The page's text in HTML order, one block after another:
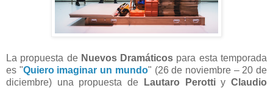
La propuesta de Nuevos Dramáticos para esta temporada
es "Quiero imaginar un mundo" (26 de noviembre – 20 de
diciembre) una propuesta de
Lautaro PerottiyClaudio